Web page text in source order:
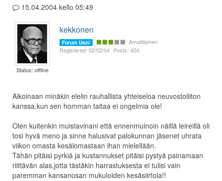
15.04.2004 kello 05:49
Status: offline
kekkonen
Forum User
Amattilainen
Registered: 02/02/04 Posts: 424
Aikoinaan minäkin elelin rauhallista yhteiseloa neuvostoliiton
kanssa,kun sen homman taitaa ei ongelmia ole!
Olen kuitenkin muistavinani että ennenmuinoin näillä leireillä oli
tosi hyvä meno ja sinne halusivat palokunnan jäsenet uhrata
viikon omasta kesälomastaan ihan mielellään.
Tähän pitäisi pyrkiä ja kustannukset pitäisi pystyä painamaan
riittävän alas,jotta tästäkin harrastuksesta ei tulisi vain
paremman kansanosan mukuloiden kesäsiirtola!!